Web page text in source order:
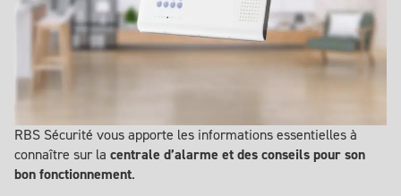
RBS Sécurité vous apporte les informations essentielles à
connaître sur la centrale d’alarme et des conseils pour son
bon fonctionnement.